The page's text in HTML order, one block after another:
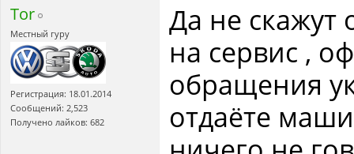
Tor
Местный гуру
Регистрация: 18.01.2014
Сообщений: 2,523
Получено лайков: 682
Да не скажут
на сервис ,
обращения
отдаёте